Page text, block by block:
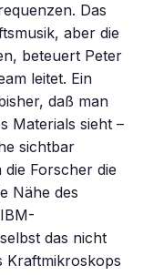
Das
aber die
beteuert Peter
leitet. Ein
daß man
Materials sieht –
sichtbar
Forscher die
Nähe des
das nicht
Kraftmikroskops